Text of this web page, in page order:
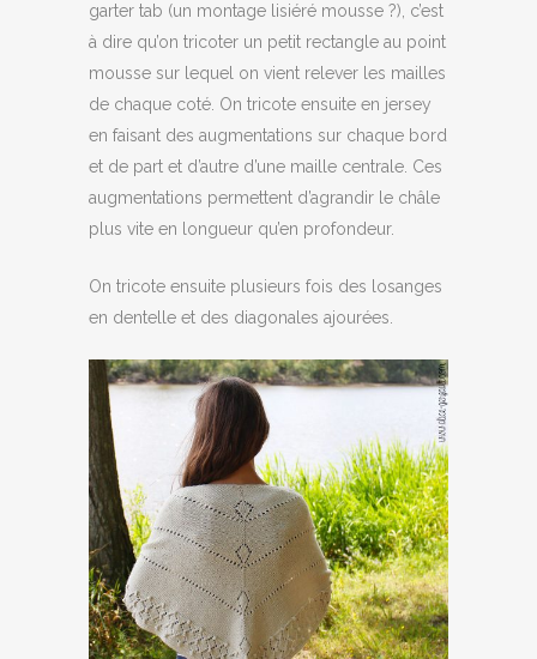
garter tab (un montage lisiéré mousse ?), c’est
à dire qu’on tricoter un petit rectangle au point
mousse sur lequel on vient relever les mailles
de chaque coté. On tricote ensuite en jersey
en faisant des augmentations sur chaque bord
et de part et d’autre d’une maille centrale. Ces
augmentations permettent d’agrandir le châle
plus vite en longueur qu’en profondeur.
On tricote ensuite plusieurs fois des losanges
en dentelle et des diagonales ajourées.